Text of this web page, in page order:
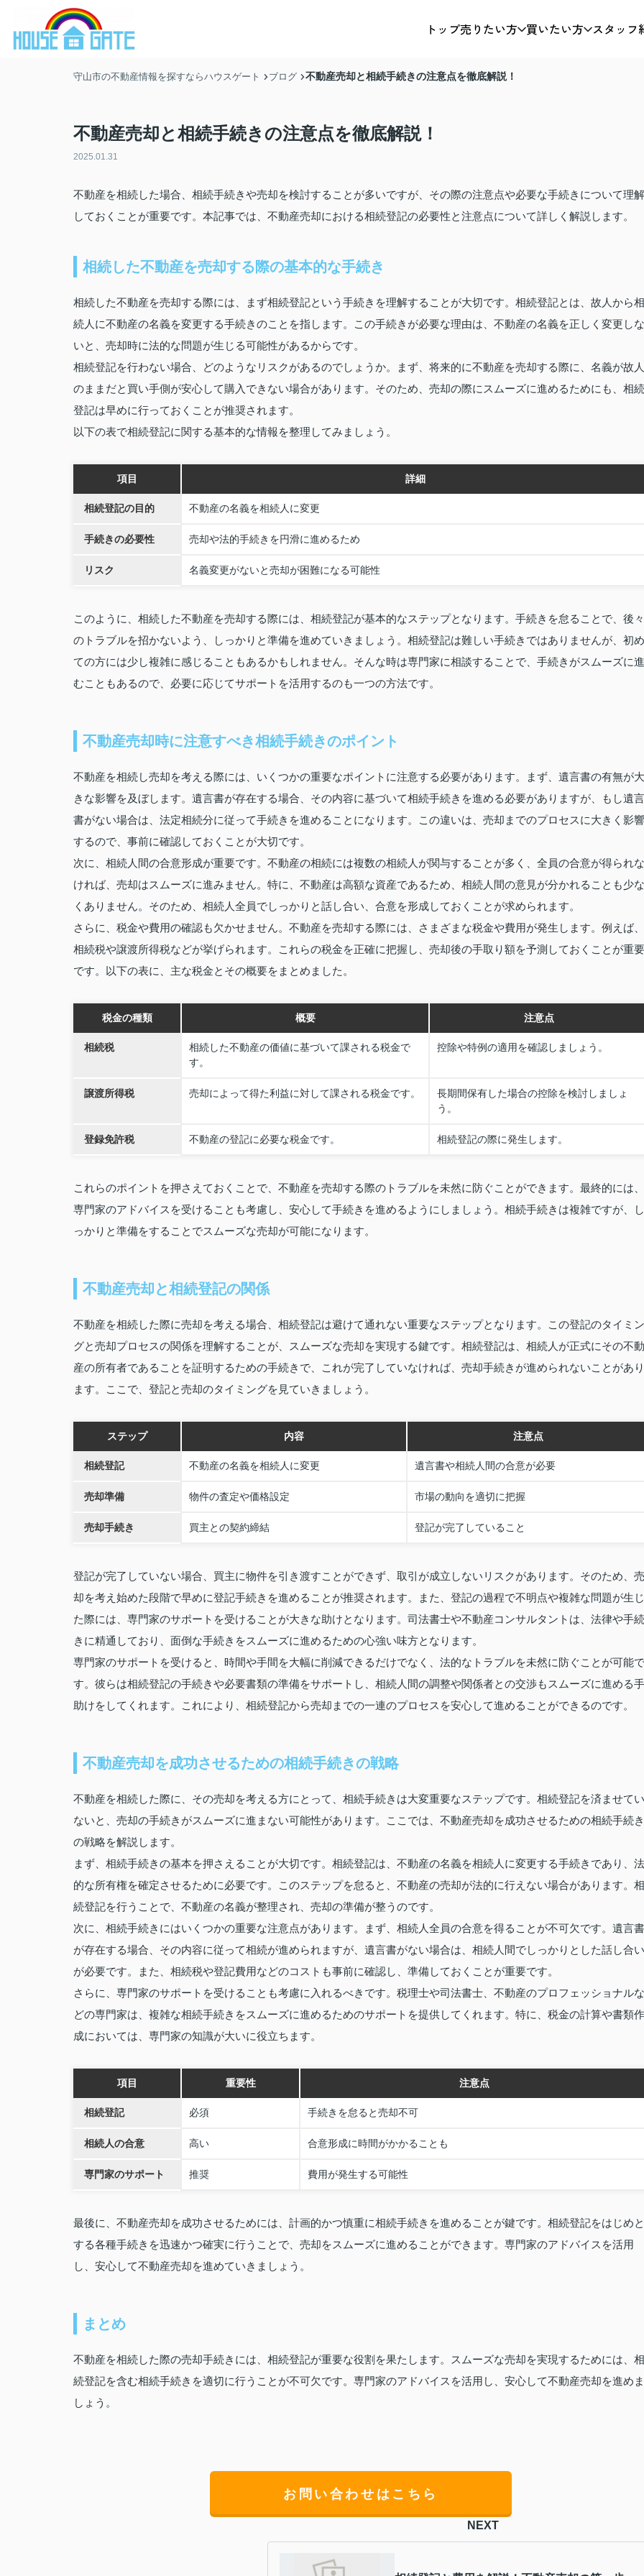
トップ売りたい方 買いたい方 スタッフ
守山市の不動産情報を探すならハウスゲート ブログ 不動産売却と相続手続きの注意点を徹底解説！
不動産売却と相続手続きの注意点を徹底解説！
2025.01.31
不動産を相続した場合、相続手続きや売却を検討することが多いですが、その際の注意点や必要な手続きについて理解
しておくことが重要です。本記事では、不動産売却における相続登記の必要性と注意点について詳しく解説します。
相続した不動産を売却する際の基本的な手続き
相続した不動産を売却する際には、まず相続登記という手続きを理解することが大切です。相続登記とは、故人から相
続人に不動産の名義を変更する手続きのことを指します。この手続きが必要な理由は、不動産の名義を正しく変更しな
いと、売却時に法的な問題が生じる可能性があるからです。
相続登記を行わない場合、どのようなリスクがあるのでしょうか。まず、将来的に不動産を売却する際に、名義が故人
のままだと買い手側が安心して購入できない場合があります。そのため、売却の際にスムーズに進めるためにも、相続
登記は早めに行っておくことが推奨されます。
以下の表で相続登記に関する基本的な情報を整理してみましょう。
項目 詳細
相続登記の目的 不動産の名義を相続人に変更
手続きの必要性 売却や法的手続きを円滑に進めるため
リスク 名義変更がないと売却が困難になる可能性
このように、相続した不動産を売却する際には、相続登記が基本的なステップとなります。手続きを怠ることで、後々
のトラブルを招かないよう、しっかりと準備を進めていきましょう。相続登記は難しい手続きではありませんが、初め
ての方には少し複雑に感じることもあるかもしれません。そんな時は専門家に相談することで、手続きがスムーズに進
むこともあるので、必要に応じてサポートを活用するのも一つの方法です。
不動産売却時に注意すべき相続手続きのポイント
不動産を相続し売却を考える際には、いくつかの重要なポイントに注意する必要があります。まず、遺言書の有無が大
きな影響を及ぼします。遺言書が存在する場合、その内容に基づいて相続手続きを進める必要がありますが、もし遺言
書がない場合は、法定相続分に従って手続きを進めることになります。この違いは、売却までのプロセスに大きく影響
するので、事前に確認しておくことが大切です。
次に、相続人間の合意形成が重要です。不動産の相続には複数の相続人が関与することが多く、全員の合意が得られな
ければ、売却はスムーズに進みません。特に、不動産は高額な資産であるため、相続人間の意見が分かれることも少な
くありません。そのため、相続人全員でしっかりと話し合い、合意を形成しておくことが求められます。
さらに、税金や費用の確認も欠かせません。不動産を売却する際には、さまざまな税金や費用が発生します。例えば、
相続税や譲渡所得税などが挙げられます。これらの税金を正確に把握し、売却後の手取り額を予測しておくことが重要
です。以下の表に、主な税金とその概要をまとめました。
税金の種類 概要 注意点
相続税
相続した不動産の価値に基づいて課される税金で
す。
控除や特例の適用を確認しましょう。
譲渡所得税 売却によって得た利益に対して課される税金です。
長期間保有した場合の控除を検討しましょ
う。
登録免許税 不動産の登記に必要な税金です。 相続登記の際に発生します。
これらのポイントを押さえておくことで、不動産を売却する際のトラブルを未然に防ぐことができます。最終的には、
専門家のアドバイスを受けることも考慮し、安心して手続きを進めるようにしましょう。相続手続きは複雑ですが、し
っかりと準備をすることでスムーズな売却が可能になります。
不動産売却と相続登記の関係
不動産を相続した際に売却を考える場合、相続登記は避けて通れない重要なステップとなります。この登記のタイミン
グと売却プロセスの関係を理解することが、スムーズな売却を実現する鍵です。相続登記は、相続人が正式にその不動
産の所有者であることを証明するための手続きで、これが完了していなければ、売却手続きが進められないことがあり
ます。ここで、登記と売却のタイミングを見ていきましょう。
ステップ 内容 注意点
相続登記 不動産の名義を相続人に変更 遺言書や相続人間の合意が必要
売却準備 物件の査定や価格設定 市場の動向を適切に把握
売却手続き 買主との契約締結 登記が完了していること
登記が完了していない場合、買主に物件を引き渡すことができず、取引が成立しないリスクがあります。そのため、売
却を考え始めた段階で早めに登記手続きを進めることが推奨されます。また、登記の過程で不明点や複雑な問題が生じ
た際には、専門家のサポートを受けることが大きな助けとなります。司法書士や不動産コンサルタントは、法律や手続
きに精通しており、面倒な手続きをスムーズに進めるための心強い味方となります。
専門家のサポートを受けると、時間や手間を大幅に削減できるだけでなく、法的なトラブルを未然に防ぐことが可能で
す。彼らは相続登記の手続きや必要書類の準備をサポートし、相続人間の調整や関係者との交渉もスムーズに進める手
助けをしてくれます。これにより、相続登記から売却までの一連のプロセスを安心して進めることができるのです。
不動産売却を成功させるための相続手続きの戦略
不動産を相続した際に、その売却を考える方にとって、相続手続きは大変重要なステップです。相続登記を済ませてい
ないと、売却の手続きがスムーズに進まない可能性があります。ここでは、不動産売却を成功させるための相続手続き
の戦略を解説します。
まず、相続手続きの基本を押さえることが大切です。相続登記は、不動産の名義を相続人に変更する手続きであり、法
的な所有権を確定させるために必要です。このステップを怠ると、不動産の売却が法的に行えない場合があります。相
続登記を行うことで、不動産の名義が整理され、売却の準備が整うのです。
次に、相続手続きにはいくつかの重要な注意点があります。まず、相続人全員の合意を得ることが不可欠です。遺言書
が存在する場合、その内容に従って相続が進められますが、遺言書がない場合は、相続人間でしっかりとした話し合い
が必要です。また、相続税や登記費用などのコストも事前に確認し、準備しておくことが重要です。
さらに、専門家のサポートを受けることも考慮に入れるべきです。税理士や司法書士、不動産のプロフェッショナルな
どの専門家は、複雑な相続手続きをスムーズに進めるためのサポートを提供してくれます。特に、税金の計算や書類作
成においては、専門家の知識が大いに役立ちます。
項目 重要性 注意点
相続登記 必須 手続きを怠ると売却不可
相続人の合意 高い 合意形成に時間がかかることも
専門家のサポート 推奨 費用が発生する可能性
最後に、不動産売却を成功させるためには、計画的かつ慎重に相続手続きを進めることが鍵です。相続登記をはじめと
する各種手続きを迅速かつ確実に行うことで、売却をスムーズに進めることができます。専門家のアドバイスを活用
し、安心して不動産売却を進めていきましょう。
まとめ
不動産を相続した際の売却手続きには、相続登記が重要な役割を果たします。スムーズな売却を実現するためには、相
続登記を含む相続手続きを適切に行うことが不可欠です。専門家のアドバイスを活用し、安心して不動産売却を進めま
しょう。
お問い合わせはこちら
NEXT